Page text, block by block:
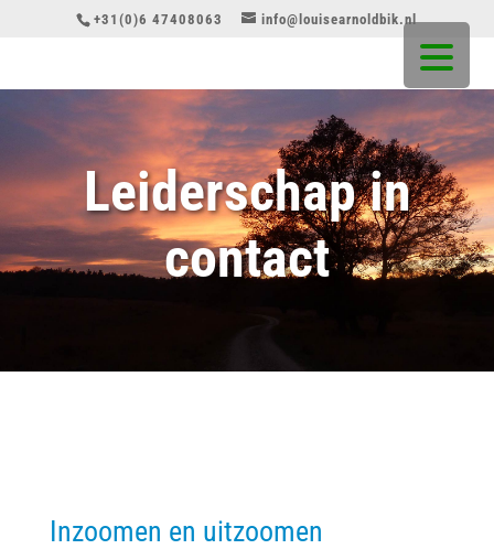
+31(0)6 47408063 info@louisearnoldbik.nl
Leiderschap in
contact
Inzoomen en uitzoomen